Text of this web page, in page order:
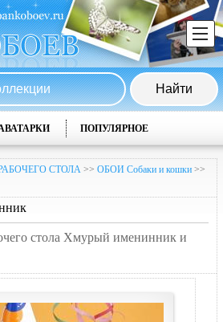
ПОПУЛЯРНОЕ
СТОЛА >> ОБОИ Собаки и кошки >>
стола Хмурый именинник и